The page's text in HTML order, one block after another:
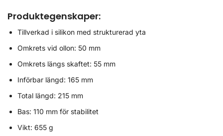
Produktegenskaper:
Tillverkad i silikon med strukturerad yta
Omkrets vid ollon: 50 mm
Omkrets längs skaftet: 55 mm
Införbar längd: 165 mm
Total längd: 215 mm
Bas: 110 mm för stabilitet
Vikt: 655 g